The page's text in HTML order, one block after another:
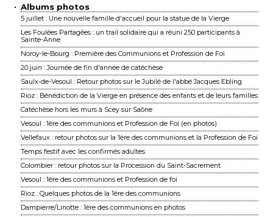
Albums photos
5 juillet : Une nouvelle famille d'accueil pour la statue de la Vierge
Les Foulées Partagées : un trail solidaire qui a réuni 250 participants à
Sainte-Anne
Noroy-le-Bourg : Première des Communions et Profession de Foi
20 juin : Journée de fin d'année de catéchèse
Saulx-de-Vesoul : Retour photos sur le Jubilé de l'abbé Jacques Ebling
Rioz : Bénédiction de la Vierge en présence des enfants et de leurs familles
Catéchèse hors les murs à Scey sur Saône
Vesoul : 1ère des communions et Profession de Foi (en photos)
Vellefaux : retour photos sur la 1ère des communions et la Profession de Foi
Temps festif avec les confirmés adultes
Colombier : retour photos sur la Procession du Saint-Sacrement
Vesoul : 1ère des communions et Profession de foi
Rioz : Quelques photos de la 1ère des communions
Dampierre/Linotte : 1ère des communions en photos